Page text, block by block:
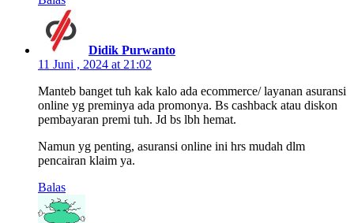
Didik Purwanto
11 Juni , 2024 at 21:02
Manteb banget tuh kak kalo ada ecommerce/ layanan asuransi
online yg preminya ada promonya. Bs cashback atau diskon
pembayaran premi tuh. Jd bs lbh hemat.
Namun yg penting, asuransi online ini hrs mudah dlm
pencairan klaim ya.
Balas